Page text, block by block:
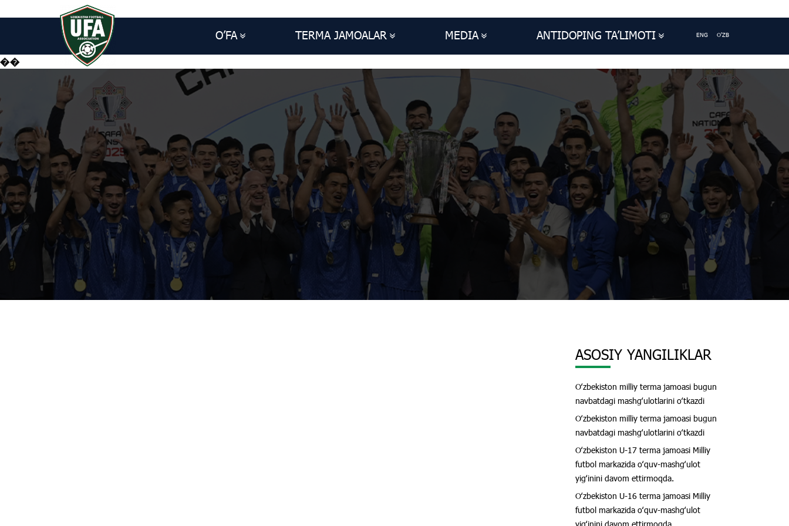
O’FA TERMA JAMOALAR MEDIA ANTIDOPING TA’LIMOTI ENG O'ZB
��
ASOSIY YANGILIKLAR
Oʻzbekiston milliy terma jamoasi bugun
navbatdagi mashgʻulotlarini oʻtkazdi
Oʻzbekiston milliy terma jamoasi bugun
navbatdagi mashgʻulotlarini oʻtkazdi
Oʻzbekiston U-17 terma jamoasi Milliy
futbol markazida oʻquv-mashgʻulot
yigʻinini davom ettirmoqda.
Oʻzbekiston U-16 terma jamoasi Milliy
futbol markazida oʻquv-mashgʻulot
yigʻinini davom ettirmoqda